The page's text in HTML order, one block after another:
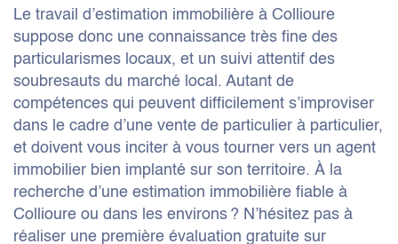
Le travail d’estimation immobilière à Collioure
suppose donc une connaissance très fine des
particularismes locaux, et un suivi attentif des
soubresauts du marché local. Autant de
compétences qui peuvent difficilement s’improviser
dans le cadre d’une vente de particulier à particulier,
et doivent vous inciter à vous tourner vers un agent
immobilier bien implanté sur son territoire. À la
recherche d’une estimation immobilière fiable à
Collioure ou dans les environs ? N’hésitez pas à
réaliser une première évaluation gratuite sur